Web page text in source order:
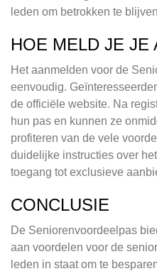
leden om betrokken te
HOE MELD JE JE
Het aanmelden voor de
eenvoudig.
de officiële website. Na
hun pas en kunnen ze
profiteren van de vele
duidelijke instructies over
toegang tot exclusieve
CONCLUSIE
De Seniorenvoordeelpas
aan voordelen voor de
leden in staat om te